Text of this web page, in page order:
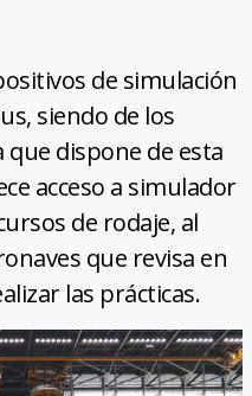
de simulación
siendo de los
dispone de esta
acceso a simulador
de rodaje, al
que revisa en
las prácticas.